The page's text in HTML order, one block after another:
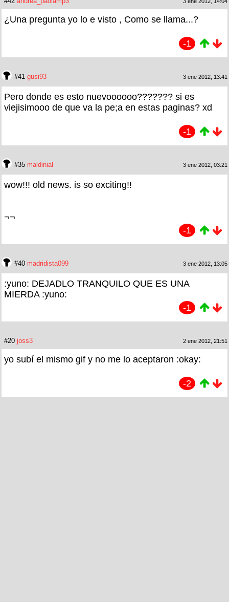
¿Una pregunta yo lo e visto , Como se llama...?
-1
#41 gusi93 3 ene 2012, 13:41
Pero donde es esto nuevoooooo??????? si es
viejisimooo de que va la pe;a en estas paginas? xd
-1
#35 maldinial 3 ene 2012, 03:21
wow!!! old news. is so exciting!!
¬¬
-1
#40 madridista099 3 ene 2012, 13:05
:yuno: DEJADLO TRANQUILO QUE ES UNA
MIERDA :yuno:
-1
#20 joss3 2 ene 2012, 21:51
yo subí el mismo gif y no me lo aceptaron :okay:
-2